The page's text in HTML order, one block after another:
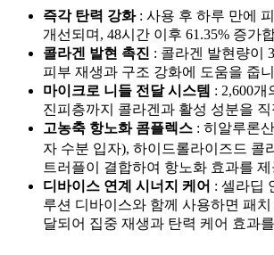
즉각 탄력 강화: 사용 후 하루 만에
개선되며, 48시간 이후 61.35% 증가
콜라겐 발현 촉진 : 콜라겐 발현량이
피부 재생과 구조 강화에 도움을 줍
마이크로 니들 전달 시스템 : 2,600개
진피층까지 콜라겐과 활성 성분을
고농축 항노화 콤플렉스 : 히알루론
자 수분 입자), 하이드롤라이즈드 콜
트러플이 결합하여 항노화 효과를
디바이스 연계 시너지 케어 : 셀라딥
루션 디바이스와 함께 사용하면 패
달되어 집중 재생과 탄력 케어 효과